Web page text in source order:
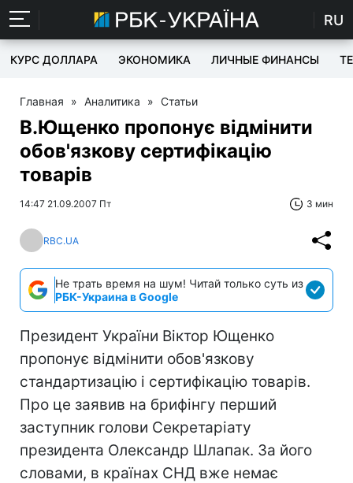
RU
КУРС ДОЛЛАРА ЭКОНОМИКА ЛИЧНЫЕ ФИНАНСЫ
Главная » Аналитика » Статьи
В.Ющенко пропонує відмінити
обов'язкову сертифікацію
товарів
14:47 21.09.2007 Пт 3 мин
RBC.UA
Не трать время на шум! Читай только суть из
РБК-Украина в Google
Президент України Віктор Ющенко
пропонує відмінити обов'язкову
стандартизацію і сертифікацію товарів.
Про це заявив на брифінгу перший
заступник голови Секретаріату
президента Олександр Шлапак. За його
словами, в країнах СНД вже немає